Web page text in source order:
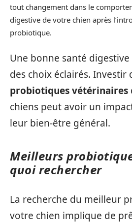
tout changement dans le
digestive de votre chien après
probiotique.
Une bonne santé
des choix éclairés. Investir
probiotiques vétérinaires
chiens peut avoir un
leur bien-être général.
Meilleurs
quoi rechercher
La recherche du meilleur
votre chien implique de